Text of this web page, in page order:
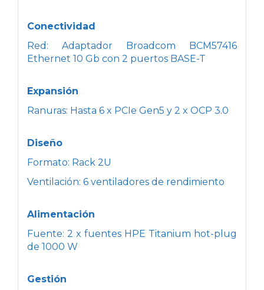
Conectividad
Red: Adaptador Broadcom BCM57416
Ethernet 10 Gb con 2 puertos BASE-T
Expansión
Ranuras: Hasta 6 x PCIe Gen5 y 2 x OCP 3.0
Diseño
Formato: Rack 2U
Ventilación: 6 ventiladores de rendimiento
Alimentación
Fuente: 2 x fuentes HPE Titanium hot-plug
de 1000 W
Gestión